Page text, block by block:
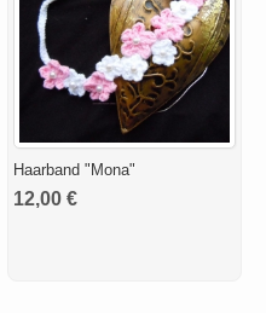
Haarband "Mona"
12,00 €